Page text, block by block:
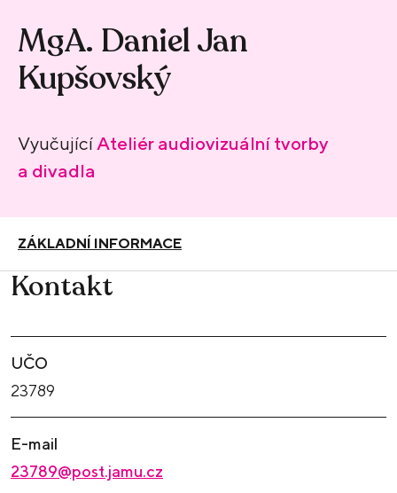
MgA. Daniel Jan
Kupšovský
Vyučující Ateliér audiovizuální tvorby
a divadla
ZÁKLADNÍ INFORMACE
Kontakt
UČO
23789
E-mail
23789@post.jamu.cz